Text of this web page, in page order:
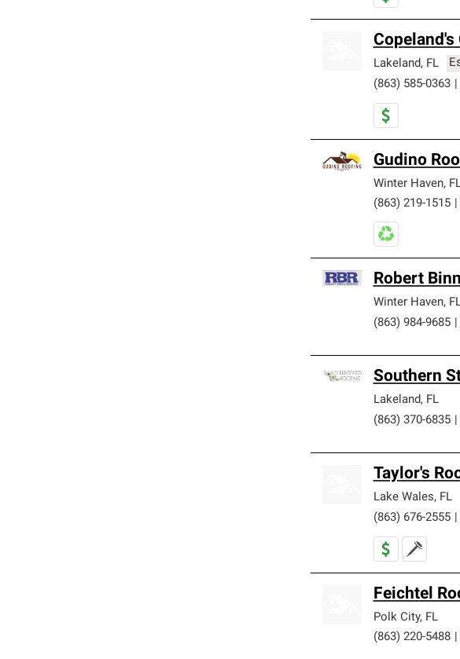
Lakeland , FL
(863) 585-0363
Gudino
Winter Haven,
(863) 219-1515
Robert
Winter Haven,
(863) 984-9685
Southern
Lakeland , FL
(863) 370-6835
Taylor's
Lake Wales, FL
(863) 676-2555
Feichtel
Polk City, FL
(863) 220-5488